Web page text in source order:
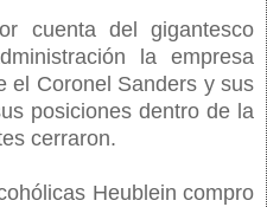
cuenta del gigantesco
la empresa
el Coronel Sanders y sus
posiciones dentro de la
cerraron.
Heublein compro